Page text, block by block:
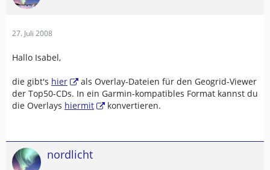
27. Juli 2008
Hallo Isabel,
die gibt's hier
als Overlay-Dateien für den Geogrid-Viewer
der Top50-CDs. In ein Garmin-kompatibles Format kannst du
die Overlays hiermit konvertieren.
nordlicht